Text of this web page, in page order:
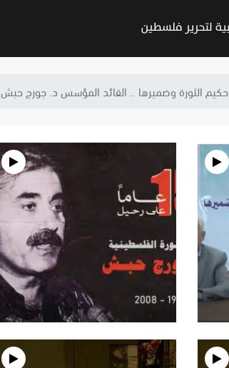
حكيم الثورة وضميرها .. القائد المؤسس د. جورج حبش